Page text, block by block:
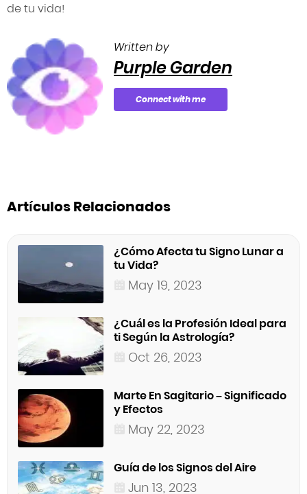
de tu vida!
Written by
Purple Garden
Connect with me
Artículos Relacionados
¿Cómo Afecta tu Signo Lunar a
tu Vida?
May 19, 2023
¿Cuál es la Profesión Ideal para
ti Según la Astrología?
Oct 26, 2023
Marte En Sagitario – Significado
y Efectos
May 22, 2023
Guía de los Signos del Aire
Jun 13, 2023